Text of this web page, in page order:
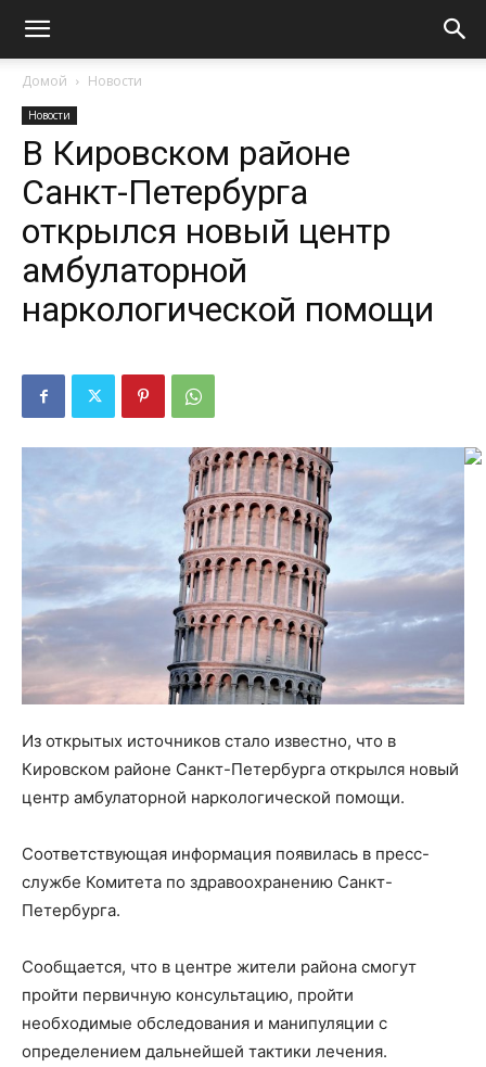
Домой Новости
Новости
В Кировском районе
Санкт-Петербурга
открылся новый центр
амбулаторной
наркологической помощи
Из открытых источников стало известно, что в
Кировском районе Санкт-Петербурга открылся новый
центр амбулаторной наркологической помощи.
Соответствующая информация появилась в пресс-
службе Комитета по здравоохранению Санкт-
Петербурга.
Сообщается, что в центре жители района смогут
пройти первичную консультацию, пройти
необходимые обследования и манипуляции с
определением дальнейшей тактики лечения.